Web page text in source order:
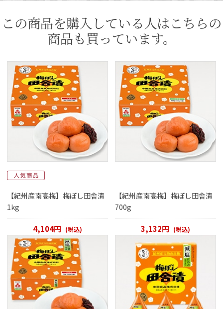
この商品を購入している人はこちらの
商品も買っています。
【紀州産南高梅】梅ぼし田舎漬
1kg
4,104円 (税込)
【紀州産南高梅】梅ぼし田舎漬
700g
3,132円 (税込)